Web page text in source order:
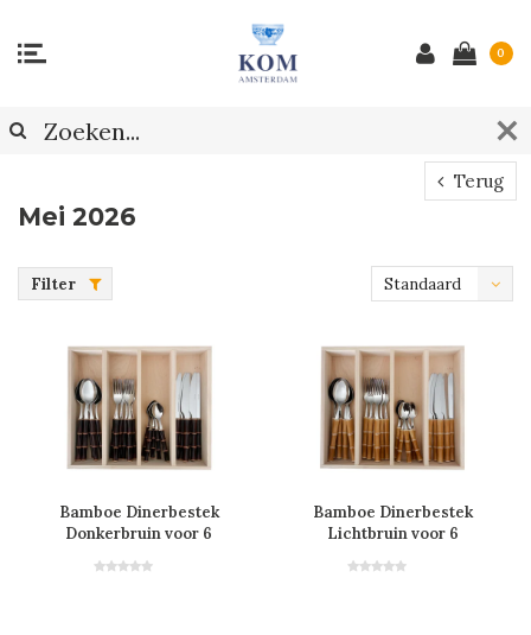
0
Terug
Mei 2026
Filter Standaard
Bamboe Dinerbestek
Donkerbruin voor 6
Bamboe Dinerbestek
Lichtbruin voor 6